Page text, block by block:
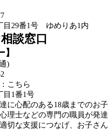
目29番1号 ゆめりあ1内
談窓口
)
こちら
目1番1号
に心配のある18歳までのお子
理士などの専門の職員が発達
切な支援につなげ、お子さん